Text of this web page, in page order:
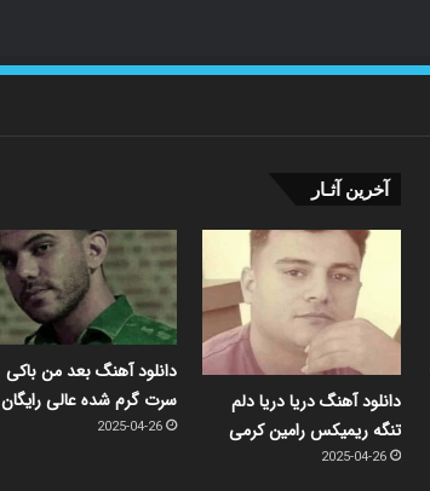
آخرین آثـار
دانلود آهنگ دریا دریا دلم
تنگه ریمیکس رامین کرمی
2025-04-26
دانلود آهنگ بعد من باکی
سرت گرم شده عالی رایگان
2025-04-26